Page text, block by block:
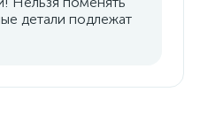
детали подлежат